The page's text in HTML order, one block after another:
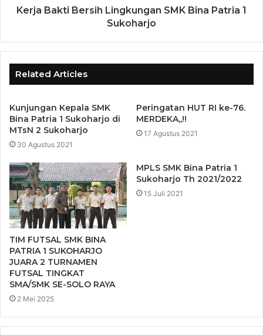
Kerja Bakti Bersih Lingkungan SMK Bina Patria 1
Sukoharjo
Related Articles
Kunjungan Kepala SMK
Bina Patria 1 Sukoharjo di
MTsN 2 Sukoharjo
30 Agustus 2021
Peringatan HUT RI ke-76.
MERDEKA,,!!
17 Agustus 2021
TIM FUTSAL SMK BINA
PATRIA 1 SUKOHARJO
JUARA 2 TURNAMEN
FUTSAL TINGKAT
SMA/SMK SE-SOLO RAYA
2 Mei 2025
MPLS SMK Bina Patria 1
Sukoharjo Th 2021/2022
15 Juli 2021